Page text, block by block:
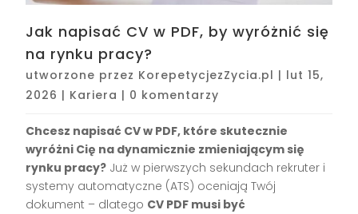
Jak napisać CV w PDF, by wyróżnić się
na rynku pracy?
utworzone przez KorepetycjezZycia.pl | lut 15,
2026 | Kariera | 0 komentarzy
Chcesz napisać CV w PDF, które skutecznie
wyróżni Cię na dynamicznie zmieniającym się
rynku pracy? Już w pierwszych sekundach rekruter i
systemy automatyczne (ATS) oceniają Twój
dokument – dlatego CV PDF musi być